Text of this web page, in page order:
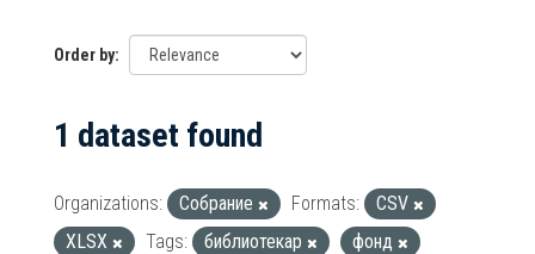
Order by
1 dataset found
Organizations: Собрание Formats:
CSV
XLSX
Tags: библиотекар фонд